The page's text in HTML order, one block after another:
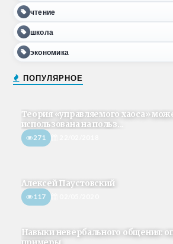
чтение
школа
экономика
ПОПУЛЯРНОЕ
Теория «управляемого хаоса»
использована на польз...
271
Алексей Паустовский
117
Навыки невербального общения: